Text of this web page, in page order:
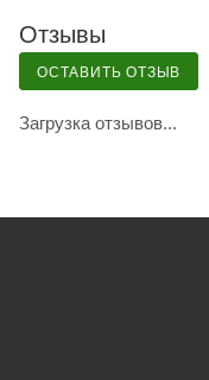
Отзывы
ОСТАВИТЬ ОТЗЫВ
Загрузка отзывов...